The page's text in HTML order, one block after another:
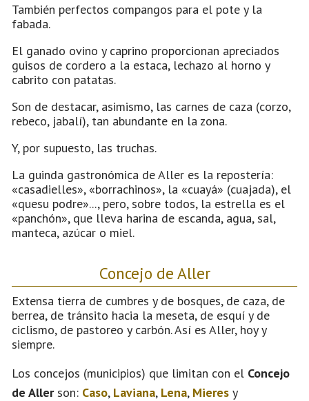
También perfectos compangos para el pote y la
fabada.
El ganado ovino y caprino proporcionan apreciados
guisos de cordero a la estaca, lechazo al horno y
cabrito con patatas.
Son de destacar, asimismo, las carnes de caza (corzo,
rebeco, jabalí), tan abundante en la zona.
Y, por supuesto, las truchas.
La guinda gastronómica de Aller es la repostería:
«casadielles», «borrachinos», la «cuayá» (cuajada), el
«quesu podre»..., pero, sobre todos, la estrella es el
«panchón», que lleva harina de escanda, agua, sal,
manteca, azúcar o miel.
Concejo de Aller
Extensa tierra de cumbres y de bosques, de caza, de
berrea, de tránsito hacia la meseta, de esquí y de
ciclismo, de pastoreo y carbón. Así es Aller, hoy y
siempre.
Los concejos (municipios) que limitan con el Concejo
de Allerson: Caso, Laviana, Lena, Mieres y